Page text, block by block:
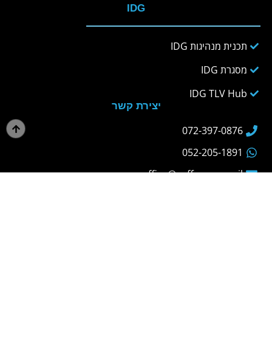
IDG
תכנית מנהיגות IDG
מסגרת IDG
IDG TLV Hub
יצירת קשר
072-397-0876
052-205-1891
office@geffencon.co.il